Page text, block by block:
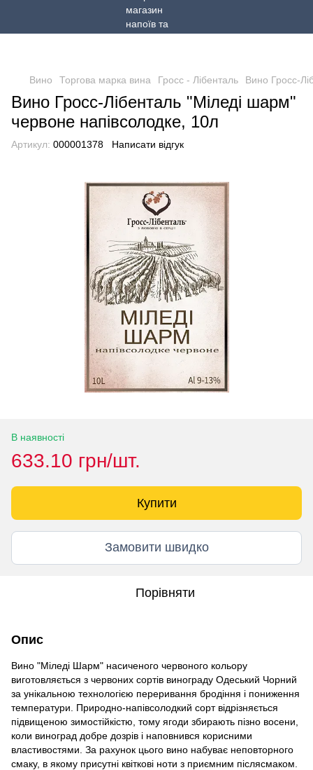
Вино Торгова марка вина Гросс - Лібенталь Вино Гросс-
Вино Гросс-Лібенталь "Міледі шарм"
червоне напівсолодке, 10л
Артикул: 000001378 Написати відгук
В наявності
633.10 грн/шт.
Купити
Замовити швидко
Порівняти
Опис
Вино "Міледі Шарм" насиченого червоного кольору
виготовляється з червоних сортів винограду Одеський Чорний
за унікальною технологією переривання бродіння і пониження
температури. Природно-напівсолодкий сорт відрізняється
підвищеною зимостійкістю, тому ягоди збирають пізно восени,
коли виноград добре дозрів і наповнився корисними
властивостями. За рахунок цього вино набуває неповторного
смаку, в якому присутні квіткові ноти з приємним післясмаком.